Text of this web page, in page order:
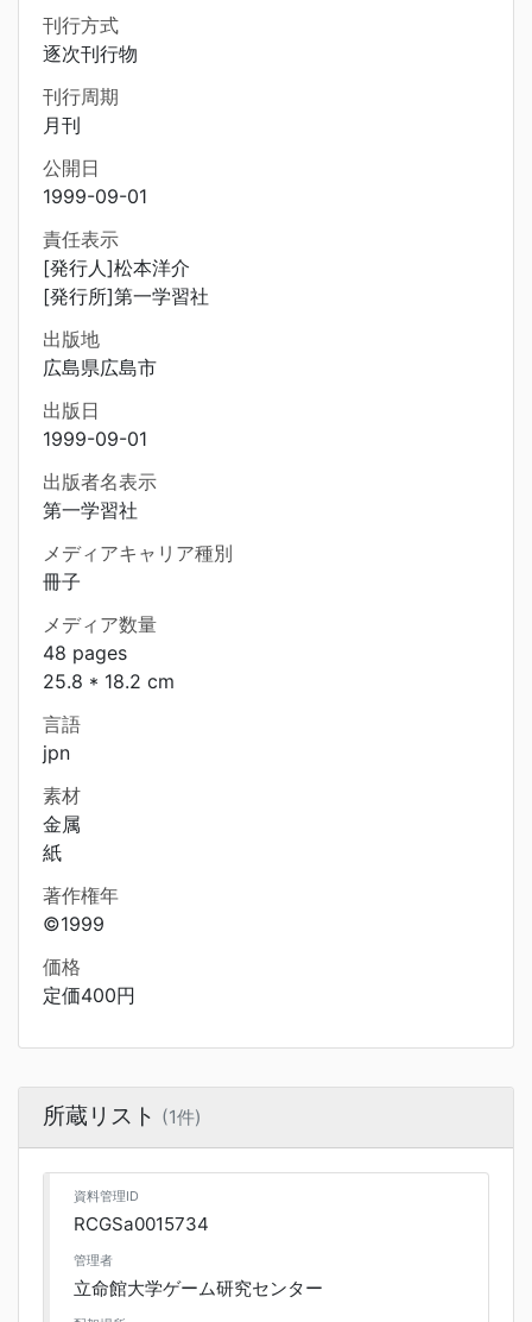
刊行方式
逐次刊行物
刊行周期
月刊
公開日
1999-09-01
責任表示
[発行人]松本洋介
[発行所]第一学習社
出版地
広島県広島市
出版日
1999-09-01
出版者名表示
第一学習社
メディアキャリア種別
冊子
メディア数量
48 pages
25.8 * 18.2 cm
言語
jpn
素材
金属
紙
著作権年
©1999
価格
定価400円
所蔵リスト (1件)
資料管理ID
RCGSa0015734
管理者
立命館大学ゲーム研究センター